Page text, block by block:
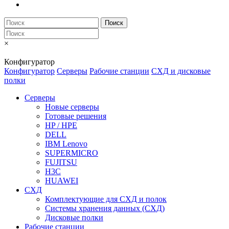
Поиск
×
Конфигуратор
Конфигуратор Серверы Рабочие станции СХД и дисковые
полки
Серверы
Новые серверы
Готовые решения
HP / HPE
DELL
IBM Lenovo
SUPERMICRO
FUJITSU
H3C
HUAWEI
СХД
Комплектующие для СХД и полок
Системы хранения данных (СХД)
Дисковые полки
Рабочие станции